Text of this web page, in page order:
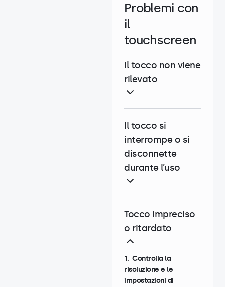
Problemi con
il
touchscreen
Il tocco non viene
rilevato
Il tocco si
interrompe o si
disconnette
durante l’uso
Tocco impreciso
o ritardato
1. Controlla la
risoluzione e le
impostazioni di